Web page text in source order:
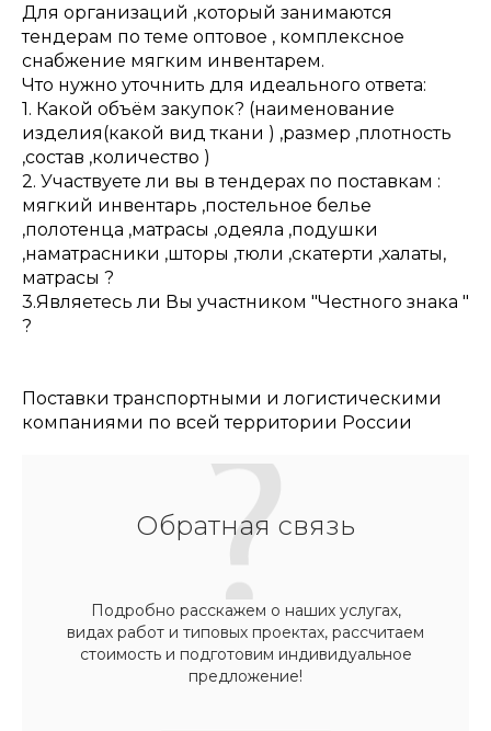
Для организаций ,который занимаются
тендерам по теме оптовое , комплексное
снабжение мягким инвентарем.
Что нужно уточнить для идеального ответа:
1. Какой объём закупок? (наименование
изделия(какой вид ткани ) ,размер ,плотность
,состав ,количество )
2. Участвуете ли вы в тендерах по поставкам :
мягкий инвентарь ,постельное белье
,полотенца ,матрасы ,одеяла ,подушки
,наматрасники ,шторы ,тюли ,скатерти ,халаты,
матрасы ?
3.Являетесь ли Вы участником "Честного знака "
?
Поставки транспортными и логистическими
компаниями по всей территории России
Обратная связь
Подробно расскажем о наших услугах,
видах работ и типовых проектах, рассчитаем
стоимость и подготовим индивидуальное
предложение!